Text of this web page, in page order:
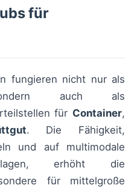
für
fungieren nicht nur als
sondern auch als
für Container,
. Die Fähigkeit,
und auf multimodale
erhöht die
für mittelgroße